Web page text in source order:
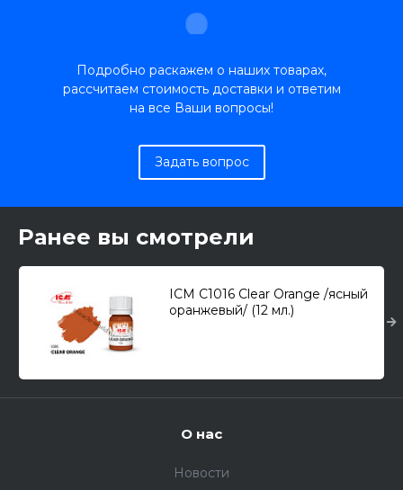
Подробно раскажем о наших товарах,
рассчитаем стоимость доставки и ответим
на все Ваши вопросы!
Задать вопрос
Ранее вы смотрели
ICM C1016 Clear Orange /ясный
оранжевый/ (12 мл.)
О нас
Новости